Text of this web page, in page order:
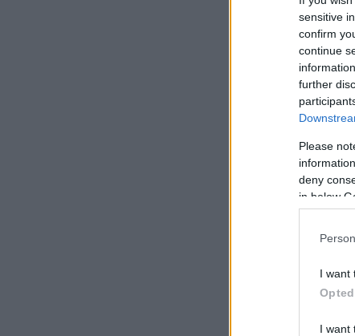
sensitive
confirm
continue
further
Please
deny
in below
I want
I want